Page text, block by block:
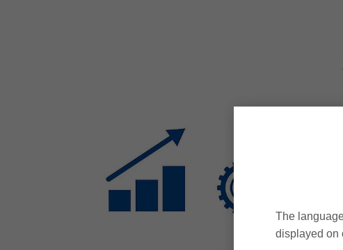
The
displayed on